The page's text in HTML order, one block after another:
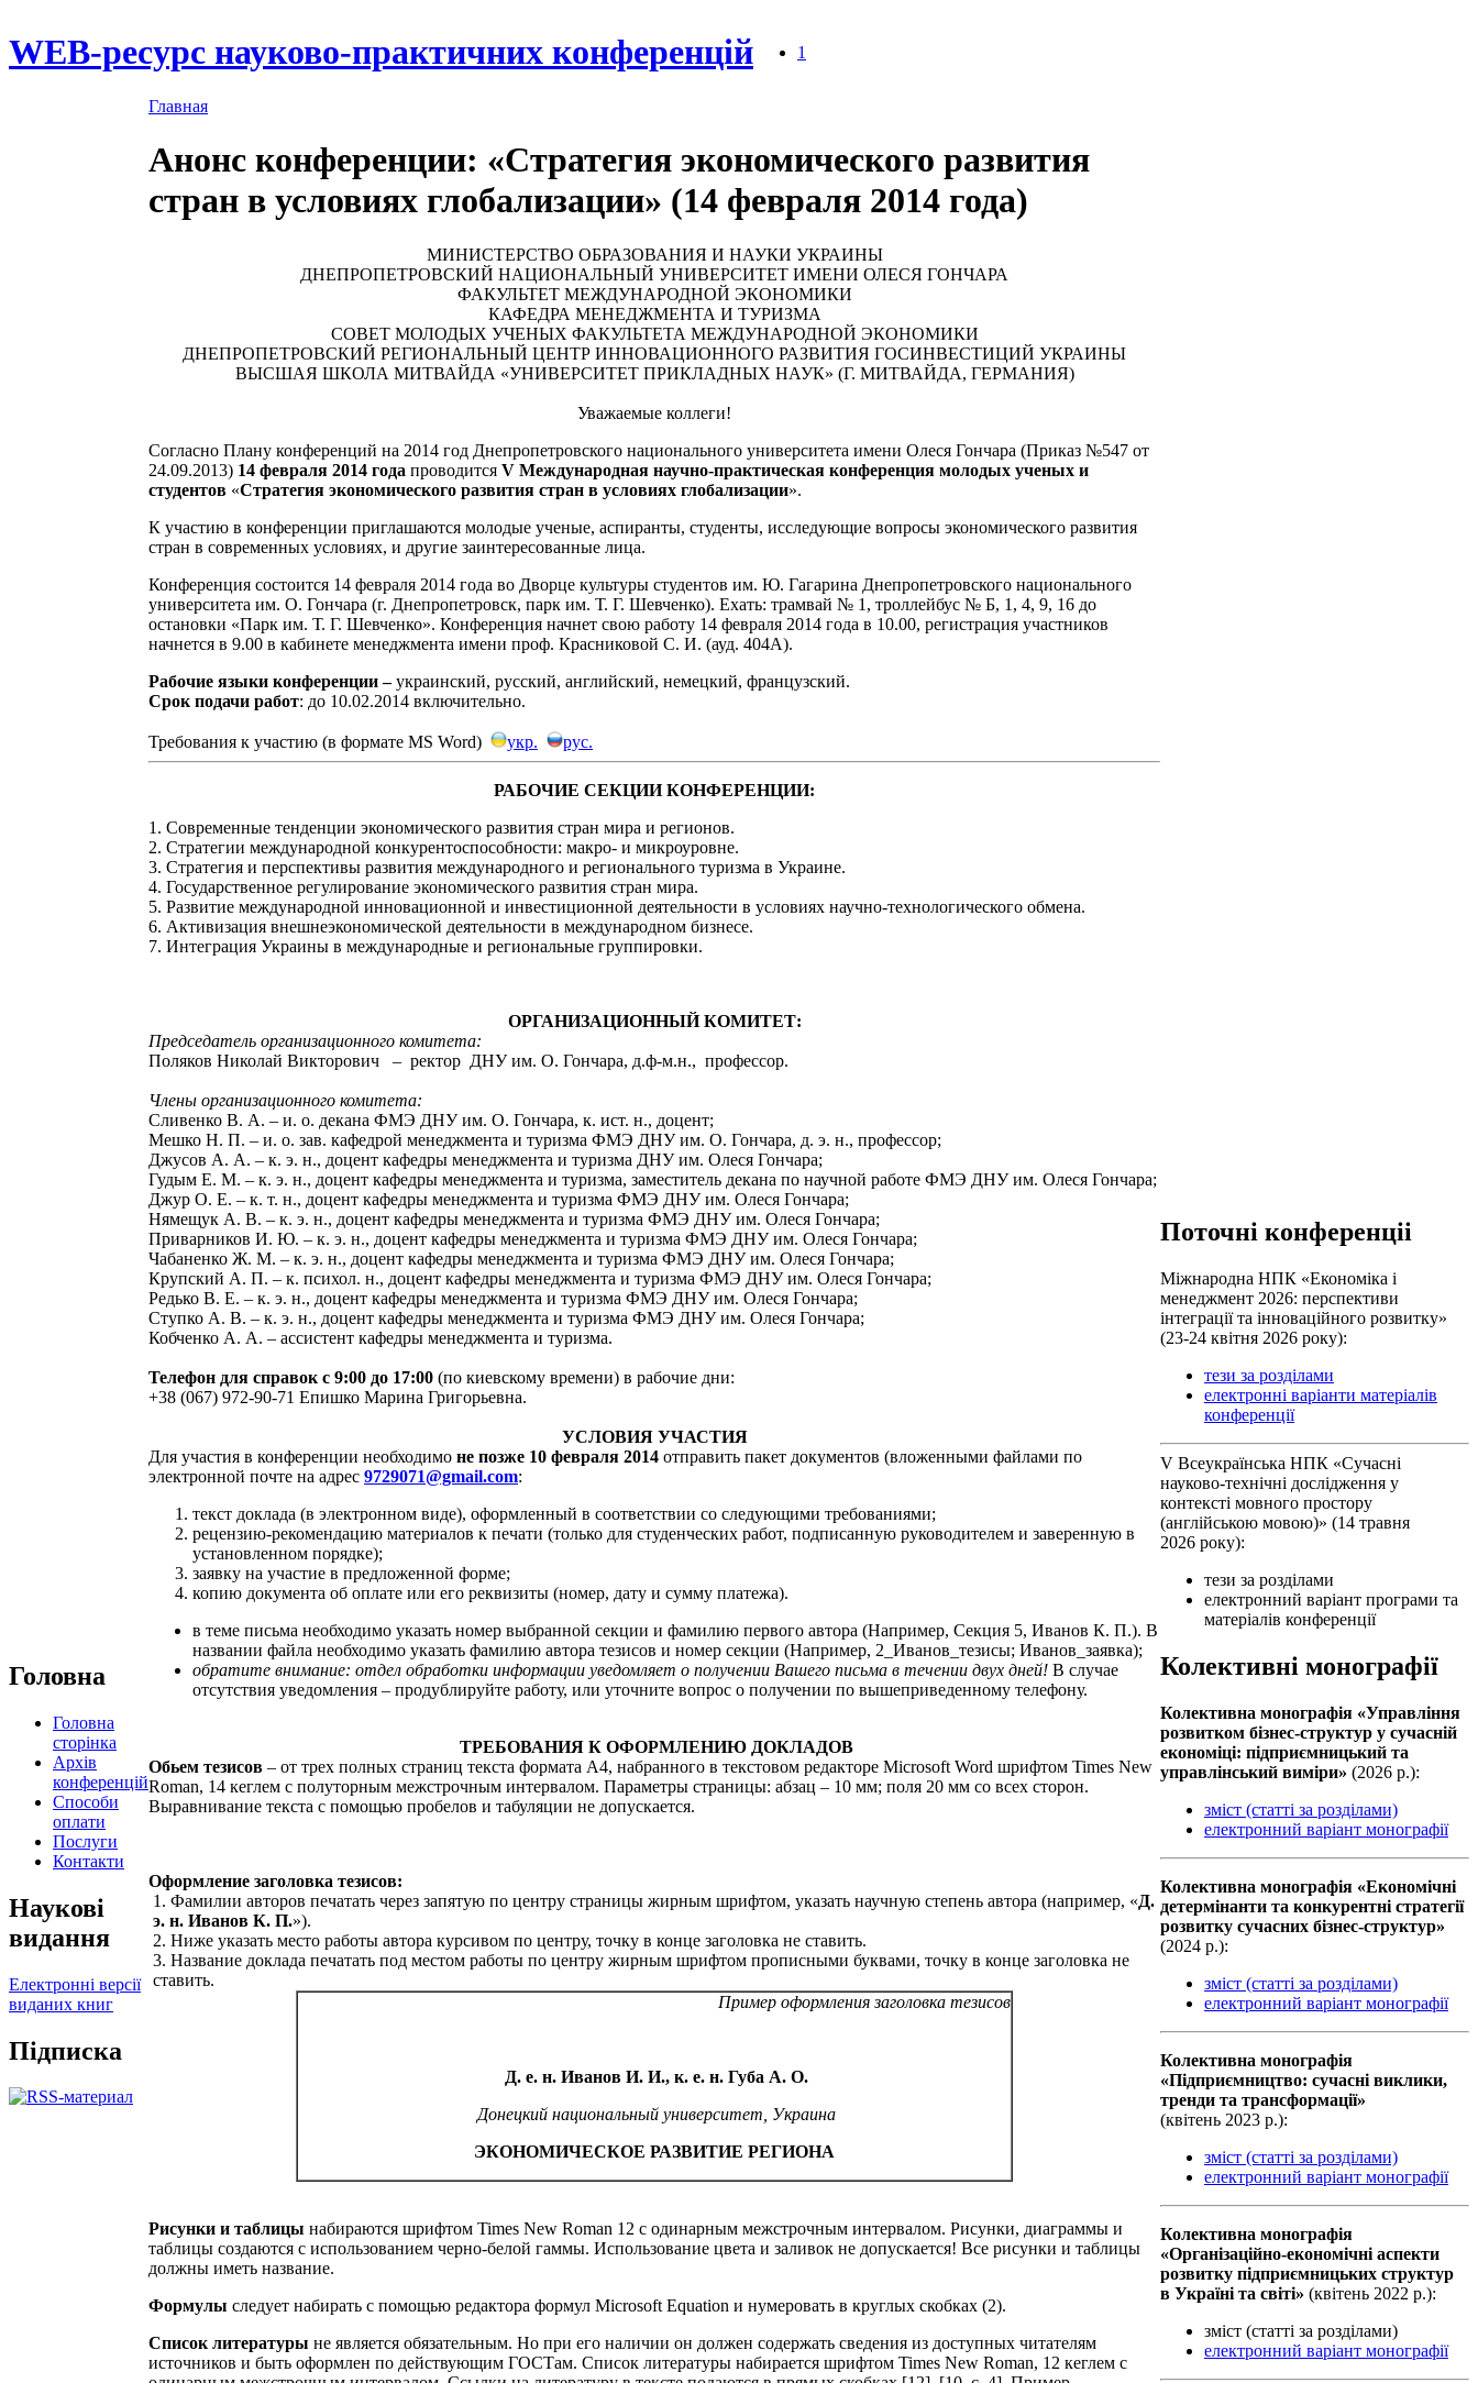
WEB-ресурс науково-практичних конференцій 1
Головна
Головна
сторінка
Архів
конференцій
Способи
оплати
Послуги
Контакти
Наукові
видання
Електронні версії
виданих книг
Підписка
Главная
Анонс конференции: «Стратегия экономического развития
стран в условиях глобализации» (14 февраля 2014 года)
МИНИСТЕРСТВО ОБРАЗОВАНИЯ И НАУКИ УКРАИНЫ
ДНЕПРОПЕТРОВСКИЙ НАЦИОНАЛЬНЫЙ УНИВЕРСИТЕТ ИМЕНИ ОЛЕСЯ ГОНЧАРА
ФАКУЛЬТЕТ МЕЖДУНАРОДНОЙ ЭКОНОМИКИ
КАФЕДРА МЕНЕДЖМЕНТА И ТУРИЗМА
СОВЕТ МОЛОДЫХ УЧЕНЫХ ФАКУЛЬТЕТА МЕЖДУНАРОДНОЙ ЭКОНОМИКИ
ДНЕПРОПЕТРОВСКИЙ РЕГИОНАЛЬНЫЙ ЦЕНТР ИННОВАЦИОННОГО РАЗВИТИЯ ГОСИНВЕСТИЦИЙ УКРАИНЫ
ВЫСШАЯ ШКОЛА МИТВАЙДА «УНИВЕРСИТЕТ ПРИКЛАДНЫХ НАУК» (Г. МИТВАЙДА, ГЕРМАНИЯ)
Уважаемые коллеги!
Согласно Плану конференций на 2014 год Днепропетровского национального университета имени Олеся Гончара (Приказ №547 от
24.09.2013) 14 февраля 2014 года проводится V Международная научно-практическая конференция молодых ученых и
студентов «Стратегия экономического развития стран в условиях глобализации».
К участию в конференции приглашаются молодые ученые, аспиранты, студенты, исследующие вопросы экономического развития
стран в современных условиях, и другие заинтересованные лица.
Конференция состоится 14 февраля 2014 года во Дворце культуры студентов им. Ю. Гагарина Днепропетровского национального
университета им. О. Гончара (г. Днепропетровск, парк им. Т. Г. Шевченко). Ехать: трамвай № 1, троллейбус № Б, 1, 4, 9, 16 до
остановки «Парк им. Т. Г. Шевченко». Конференция начнет свою работу 14 февраля 2014 года в 10.00, регистрация участников
начнется в 9.00 в кабинете менеджмента имени проф. Красниковой С. И. (ауд. 404А).
Рабочие языки конференции –украинский, русский, английский, немецкий, французский.
Срок подачи работ: до 10.02.2014 включительно.
Требования к участию (в формате MS Word) укр. рус.
РАБОЧИЕ СЕКЦИИ КОНФЕРЕНЦИИ:
1. Современные тенденции экономического развития стран мира и регионов.
2. Стратегии международной конкурентоспособности: макро- и микроуровне.
3. Стратегия и перспективы развития международного и регионального туризма в Украине.
4. Государственное регулирование экономического развития стран мира.
5. Развитие международной инновационной и инвестиционной деятельности в условиях научно-технологического обмена.
6. Активизация внешнеэкономической деятельности в международном бизнесе.
7. Интеграция Украины в международные и региональные группировки.
ОРГАНИЗАЦИОННЫЙ КОМИТЕТ:
Председатель организационного комитета:
Поляков Николай Викторович – ректор ДНУ им. О. Гончара, д.ф-м.н., профессор.
Члены организационного комитета:
Сливенко В. А. – и. о. декана ФМЭ ДНУ им. О. Гончара, к. ист. н., доцент;
Мешко Н. П. – и. о. зав. кафедрой менеджмента и туризма ФМЭ ДНУ им. О. Гончара, д. э. н., профессор;
Джусов А. А. – к. э. н., доцент кафедры менеджмента и туризма ДНУ им. Олеся Гончара;
Гудым Е. М. – к. э. н., доцент кафедры менеджмента и туризма, заместитель декана по научной работе ФМЭ ДНУ им. Олеся Гончара;
Джур О. Е. – к. т. н., доцент кафедры менеджмента и туризма ФМЭ ДНУ им. Олеся Гончара;
Нямещук А. В. – к. э. н., доцент кафедры менеджмента и туризма ФМЭ ДНУ им. Олеся Гончара;
Приварников И. Ю. – к. э. н., доцент кафедры менеджмента и туризма ФМЭ ДНУ им. Олеся Гончара;
Чабаненко Ж. М. – к. э. н., доцент кафедры менеджмента и туризма ФМЭ ДНУ им. Олеся Гончара;
Крупский А. П. – к. психол. н., доцент кафедры менеджмента и туризма ФМЭ ДНУ им. Олеся Гончара;
Редько В. Е. – к. э. н., доцент кафедры менеджмента и туризма ФМЭ ДНУ им. Олеся Гончара;
Ступко А. В. – к. э. н., доцент кафедры менеджмента и туризма ФМЭ ДНУ им. Олеся Гончара;
Кобченко А. А. – ассистент кафедры менеджмента и туризма.
Телефон для справок с 9:00 до 17:00 (по киевскому времени) в рабочие дни:
+38 (067) 972-90-71 Епишко Марина Григорьевна.
УСЛОВИЯ УЧАСТИЯ
Для участия в конференции необходимо не позже 10 февраля 2014 отправить пакет документов (вложенными файлами по
электронной почте на адрес 9729071@gmail.com:
текст доклада (в электронном виде), оформленный в соответствии со следующими требованиями;
рецензию-рекомендацию материалов к печати (только для студенческих работ, подписанную руководителем и заверенную в
установленном порядке);
заявку на участие в предложенной форме;
копию документа об оплате или его реквизиты (номер, дату и сумму платежа).
в теме письма необходимо указать номер выбранной секции и фамилию первого автора (Например, Секция 5, Иванов К. П.). В
названии файла необходимо указать фамилию автора тезисов и номер секции (Например, 2_Иванов_тезисы; Иванов_заявка);
обратите внимание: отдел обработки информации уведомляет о получении Вашего письма в течении двух дней! В случае
отсутствия уведомления – продублируйте работу, или уточните вопрос о получении по вышеприведенному телефону.
ТРЕБОВАНИЯ К ОФОРМЛЕНИЮ ДОКЛАДОВ
Обьем тезисов – от трех полных страниц текста формата А4, набранного в текстовом редакторе Microsoft Word шрифтом Times New
Roman, 14 кеглем с полуторным межстрочным интервалом. Параметры страницы: абзац – 10 мм; поля 20 мм со всех сторон.
Выравнивание текста с помощью пробелов и табуляции не допускается.
Оформление заголовка тезисов:
1. Фамилии авторов печатать через запятую по центру страницы жирным шрифтом, указать научную степень автора (например, «Д.
э. н. Иванов К. П.»).
2. Ниже указать место работы автора курсивом по центру, точку в конце заголовка не ставить.
3. Название доклада печатать под местом работы по центру жирным шрифтом прописными буквами, точку в конце заголовка не
ставить.
Пример оформления заголовка тезисов
Д. е. н. Иванов И. И., к. е. н. Губа А. О.
Донецкий национальный университет, Украина
ЭКОНОМИЧЕСКОЕ РАЗВИТИЕ РЕГИОНА
Рисунки и таблицы набираются шрифтом Times New Roman 12 с одинарным межстрочным интервалом. Рисунки, диаграммы и
таблицы создаются с использованием черно-белой гаммы. Использование цвета и заливок не допускается! Все рисунки и таблицы
должны иметь название.
Формулы следует набирать с помощью редактора формул Microsoft Equation и нумеровать в круглых скобках (2).
Список литературы не является обязательным. Но при его наличии он должен содержать сведения из доступных читателям
источников и быть оформлен по действующим ГОСТам. Список литературы набирается шрифтом Times New Roman, 12 кеглем с
Поточні конференціі
Міжнародна НПК «Економіка і
менеджмент 2026: перспективи
інтеграції та інноваційного розвитку»
(23-24 квітня 2026 року):
тези за розділами
електронні варіанти матеріалів
конференції
V Всеукраїнська НПК «Сучасні
науково-технічні дослідження у
контексті мовного простору
(англійською мовою)» (14 травня
2026 року):
тези за розділами
електронний варіант програми та
матеріалів конференції
Колективні монографії
Колективна монографiя «Управління
розвитком бізнес-структур у сучасній
економіці: підприємницький та
управлінський виміри» (2026 р.):
зміст (статті за розділами)
електронний варіант монографії
Колективна монографiя «Економічні
детермінанти та конкурентні стратегії
розвитку сучасних бізнес-структур»
(2024 р.):
зміст (статті за розділами)
електронний варіант монографії
Колективна монографiя
«Підприємництво: сучасні виклики,
тренди та трансформації»
(квiтень 2023 р.):
зміст (статті за розділами)
електронний варіант монографії
Колективна монографiя
«Організаційно-економічні аспекти
розвитку підприємницьких структур
в Україні та світі» (квiтень 2022 р.):
зміст (статті за розділами)
електронний варіант монографії